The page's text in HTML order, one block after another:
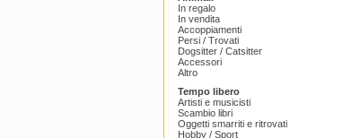
In regalo
In vendita
Accoppiamenti
Persi / Trovati
Dogsitter / Catsitter
Accessori
Altro
Tempo libero
Artisti e musicisti
Scambio libri
Oggetti smarriti e ritrovati
Hobby / Sport